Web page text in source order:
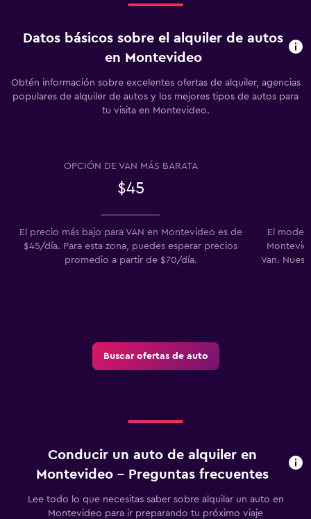
Datos básicos sobre el alquiler de autos
en Montevideo
Obtén información sobre excelentes ofertas de alquiler, agencias
populares de alquiler de autos y los mejores tipos de autos para
tu visita en Montevideo.
OPCIÓN DE VAN MÁS BARATA
$45
El precio más bajo para VAN en Montevideo es de
$45/día. Para esta zona, puedes esperar precios
promedio a partir de $70/día.
El
Van.
Buscar ofertas de auto
Conducir un auto de alquiler en
Montevideo - Preguntas frecuentes
Lee todo lo que necesitas saber sobre alquilar un auto en
Montevideo para ir preparando tu próximo viaje